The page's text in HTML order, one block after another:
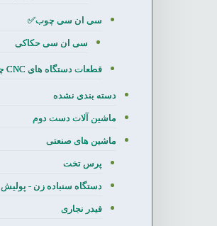
سی ان سی چوب✅
سی ان سی حکاکی
قطعات دستگاه های CNC چوب و فلز
دسته بندی نشده
ماشین آلات دست دوم
ماشین های صنعتی
پرس تخت
دستگاه سنباده زن - پولیش
فیدر نجاری